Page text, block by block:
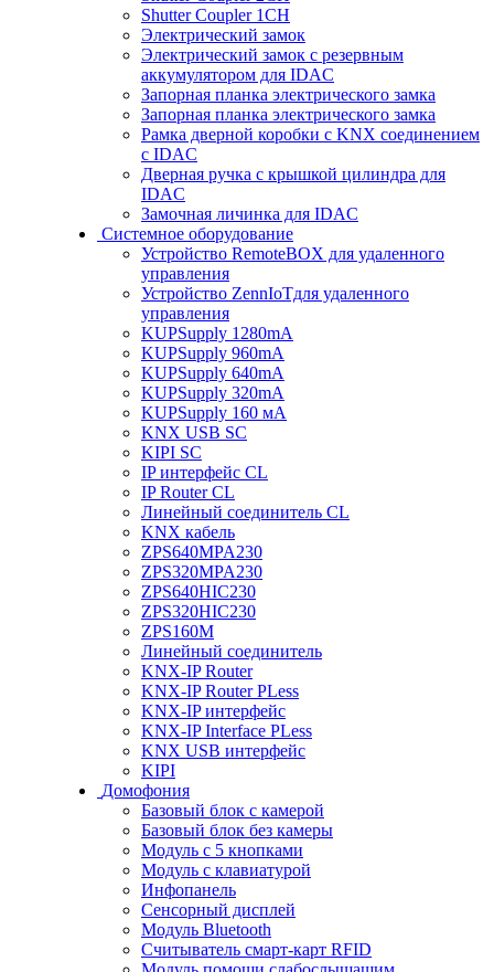
Shutter Coupler 1CH
Электрический замок
Электрический замок с резервным
аккумулятором для IDAC
Запорная планка электрического замка
Запорная планка электрического замка
Рамка дверной коробки с KNX соединением
с IDAC
Дверная ручка с крышкой цилиндра для
IDAC
Замочная личинка для IDAC
Системное оборудование
Устройство RemoteBOX для удаленного
управления
Устройство ZennIoTдля удаленного
управления
KUPSupply 1280mA
KUPSupply 960mA
KUPSupply 640mA
KUPSupply 320mA
KUPSupply 160 мА
KNX USB SC
KIPI SC
IP интерфейс CL
IP Router CL
Линейный соединитель CL
KNX кабель
ZPS640MPA230
ZPS320MPA230
ZPS640HIC230
ZPS320HIC230
ZPS160M
Линейный соединитель
KNX-IP Router
KNX-IP Router PLess
KNX-IP интерфейс
KNX-IP Interface PLess
KNX USB интерфейс
KIPI
Домофония
Базовый блок с камерой
Базовый блок без камеры
Модуль с 5 кнопками
Модуль с клавиатурой
Инфопанель
Сенсорный дисплей
Модуль Bluetooth
Считыватель смарт-карт RFID